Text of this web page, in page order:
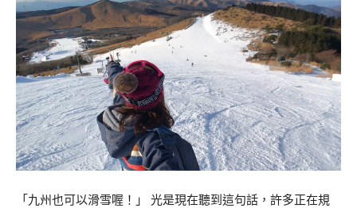
「九州也可以滑雪喔！」 光是現在聽到這句話，許多正在規